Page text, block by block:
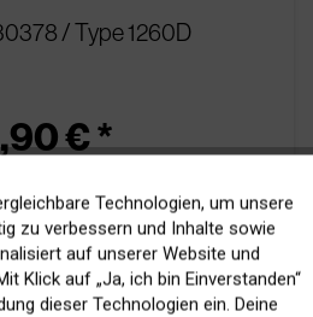
/ Type 1260D
€ *
zu 120.000 Seiten bei 5% Deckung
Lieferfrist 5-14 Werktage
Aktiv
Inaktiv
Technologien, um unsere
zu verbessern und Inhalte sowie
auf unserer Website und
Klick auf „Ja, ich bin Einverstanden“
dieser Technologien ein. Deine